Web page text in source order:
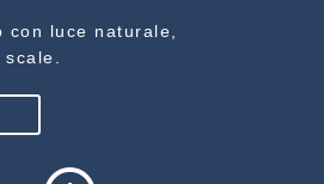
con luce naturale,
scale.